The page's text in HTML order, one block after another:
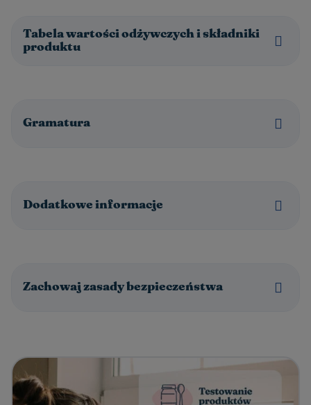
Tabela wartości odżywczych i składniki
produktu
Gramatura
Dodatkowe informacje
Zachowaj zasady bezpieczeństwa